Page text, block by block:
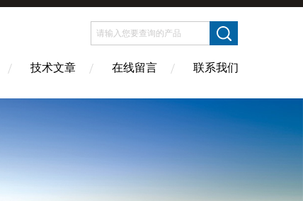
技术文章 在线留言 联系我们